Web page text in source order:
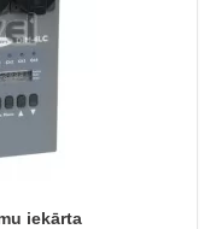
iekārta